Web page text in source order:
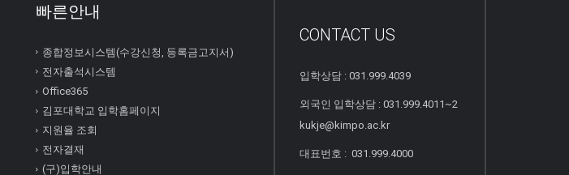
빠른안내
종합정보시스템(수강신청, 등록금고지서)
전자출석시스템
Office365
김포대학교 입학홈페이지
지원율 조회
전자결재
(구)입학안내
CONTACT US
입학상담 : 031.999.4039
외국인 입학상담 : 031.999.4011~2
kukje@kimpo.ac.kr
대표번호 : 031.999.4000